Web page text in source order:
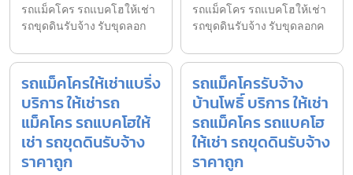
รถแม็คโคร รถแบคโฮให้เช่า
รถขุดดินรับจ้าง รับขุดลอก
รถแม็คโคร รถแบคโฮให้เช่า
รถขุดดินรับจ้าง รับขุดลอกค
รถแม็คโครให้เช่าแบริ่ง
บริการ ให้เช่ารถ
แม็คโคร รถแบคโฮให้
เช่า รถขุดดินรับจ้าง
ราคาถูก
รถแม็คโครรับจ้าง
บ้านโพธิ์ บริการ ให้เช่า
รถแม็คโคร รถแบคโฮ
ให้เช่า รถขุดดินรับจ้าง
ราคาถูก